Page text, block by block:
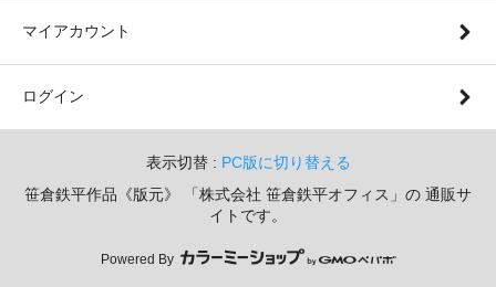
マイアカウント
ログイン
表示切替 : PC版に切り替える
笹倉鉄平作品《版元》 「株式会社 笹倉鉄平オフィス」の 通販サ
イトです。
Powered By